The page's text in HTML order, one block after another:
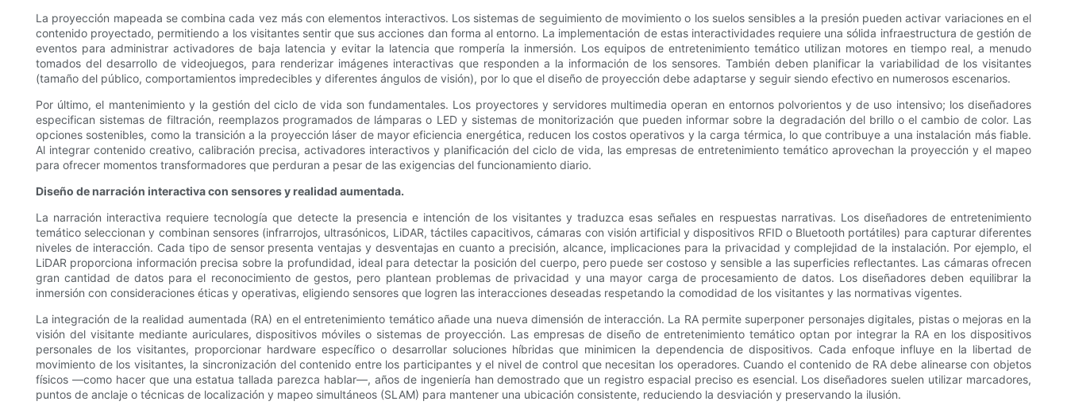
La proyección mapeada se combina cada vez más con elementos interactivos. Los sistemas de seguimiento de movimiento o los suelos sensibles a la presión pueden activar variaciones en el
contenido proyectado, permitiendo a los visitantes sentir que sus acciones dan forma al entorno. La implementación de estas interactividades requiere una sólida infraestructura de gestión de
eventos para administrar activadores de baja latencia y evitar la latencia que rompería la inmersión. Los equipos de entretenimiento temático utilizan motores en tiempo real, a menudo
tomados del desarrollo de videojuegos, para renderizar imágenes interactivas que responden a la información de los sensores. También deben planificar la variabilidad de los visitantes
(tamaño del público, comportamientos impredecibles y diferentes ángulos de visión), por lo que el diseño de proyección debe adaptarse y seguir siendo efectivo en numerosos escenarios.
Por último, el mantenimiento y la gestión del ciclo de vida son fundamentales. Los proyectores y servidores multimedia operan en entornos polvorientos y de uso intensivo; los diseñadores
especifican sistemas de filtración, reemplazos programados de lámparas o LED y sistemas de monitorización que pueden informar sobre la degradación del brillo o el cambio de color. Las
opciones sostenibles, como la transición a la proyección láser de mayor eficiencia energética, reducen los costos operativos y la carga térmica, lo que contribuye a una instalación más fiable.
Al integrar contenido creativo, calibración precisa, activadores interactivos y planificación del ciclo de vida, las empresas de entretenimiento temático aprovechan la proyección y el mapeo
para ofrecer momentos transformadores que perduran a pesar de las exigencias del funcionamiento diario.
Diseño de narración interactiva con sensores y realidad aumentada.
La narración interactiva requiere tecnología que detecte la presencia e intención de los visitantes y traduzca esas señales en respuestas narrativas. Los diseñadores de entretenimiento
temático seleccionan y combinan sensores (infrarrojos, ultrasónicos, LiDAR, táctiles capacitivos, cámaras con visión artificial y dispositivos RFID o Bluetooth portátiles) para capturar diferentes
niveles de interacción. Cada tipo de sensor presenta ventajas y desventajas en cuanto a precisión, alcance, implicaciones para la privacidad y complejidad de la instalación. Por ejemplo, el
LiDAR proporciona información precisa sobre la profundidad, ideal para detectar la posición del cuerpo, pero puede ser costoso y sensible a las superficies reflectantes. Las cámaras ofrecen
gran cantidad de datos para el reconocimiento de gestos, pero plantean problemas de privacidad y una mayor carga de procesamiento de datos. Los diseñadores deben equilibrar la
inmersión con consideraciones éticas y operativas, eligiendo sensores que logren las interacciones deseadas respetando la comodidad de los visitantes y las normativas vigentes.
La integración de la realidad aumentada (RA) en el entretenimiento temático añade una nueva dimensión de interacción. La RA permite superponer personajes digitales, pistas o mejoras en la
visión del visitante mediante auriculares, dispositivos móviles o sistemas de proyección. Las empresas de diseño de entretenimiento temático optan por integrar la RA en los dispositivos
personales de los visitantes, proporcionar hardware específico o desarrollar soluciones híbridas que minimicen la dependencia de dispositivos. Cada enfoque influye en la libertad de
movimiento de los visitantes, la sincronización del contenido entre los participantes y el nivel de control que necesitan los operadores. Cuando el contenido de RA debe alinearse con objetos
físicos —como hacer que una estatua tallada parezca hablar—, años de ingeniería han demostrado que un registro espacial preciso es esencial. Los diseñadores suelen utilizar marcadores,
puntos de anclaje o técnicas de localización y mapeo simultáneos (SLAM) para mantener una ubicación consistente, reduciendo la desviación y preservando la ilusión.